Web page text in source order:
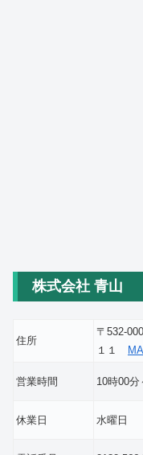
株式会社 青山
住所
〒532-
１１
営業時間 10時00分
休業日 水曜日